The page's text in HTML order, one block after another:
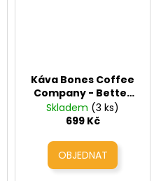
Káva Bones Coffee
Company - Better
Brain Mushroom
Coffee DR (káva s
extraktem pro
soustředění)
Skladem (3 ks)
699 Kč